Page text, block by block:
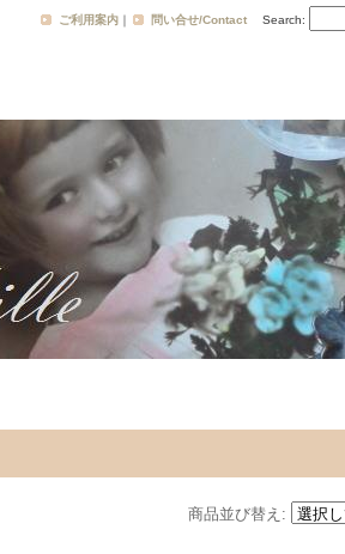
ご利用案内 ｜ 問い合せ/Contact Search:
商品並び替え :